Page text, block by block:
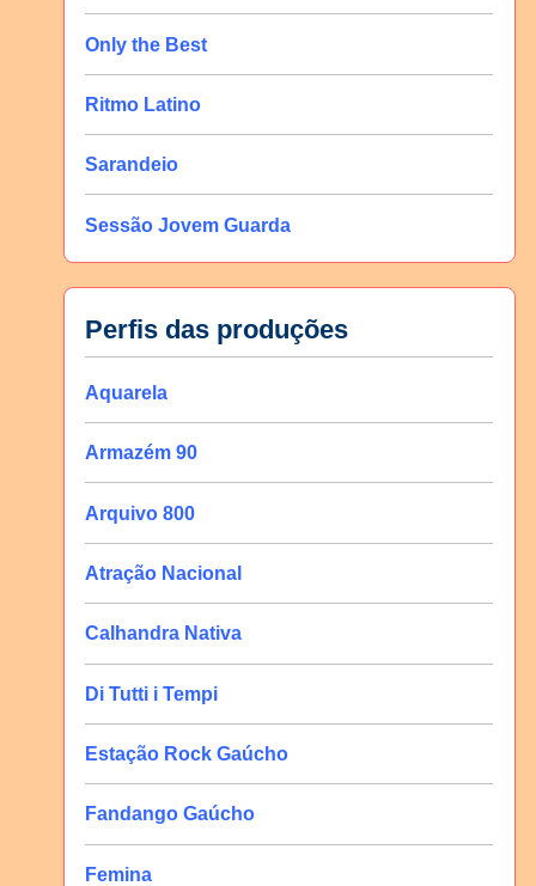
Only the Best
Ritmo Latino
Sarandeio
Sessão Jovem Guarda
Perfis das produções
Aquarela
Armazém 90
Arquivo 800
Atração Nacional
Calhandra Nativa
Di Tutti i Tempi
Estação Rock Gaúcho
Fandango Gaúcho
Femina